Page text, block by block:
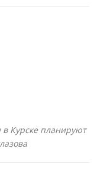
в Курске планируют